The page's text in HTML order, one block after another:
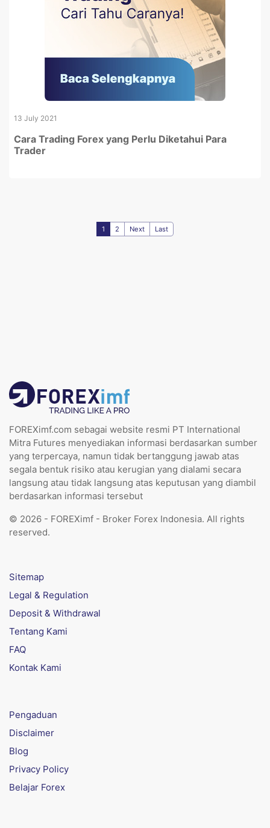
13 July 2021
Cara Trading Forex yang Perlu Diketahui Para
Trader
1 2 Next Last
FOREXimf.com sebagai website resmi PT International
Mitra Futures menyediakan informasi berdasarkan sumber
yang terpercaya, namun tidak bertanggung jawab atas
segala bentuk risiko atau kerugian yang dialami secara
langsung atau tidak langsung atas keputusan yang diambil
berdasarkan informasi tersebut
© 2026 - FOREXimf - Broker Forex Indonesia. All rights
reserved.
Sitemap
Legal & Regulation
Deposit & Withdrawal
Tentang Kami
FAQ
Kontak Kami
Pengaduan
Disclaimer
Blog
Privacy Policy
Belajar Forex